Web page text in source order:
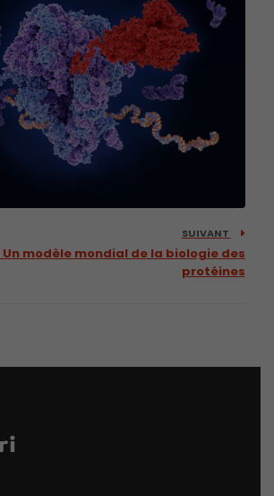
SUIVANT
Un modèle mondial de la biologie des
protéines